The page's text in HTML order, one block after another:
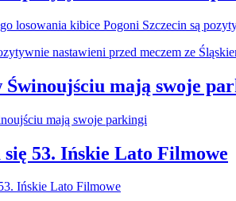
losowania kibice Pogoni Szczecin są
mają swoje
się 53. Ińskie Lato Filmowe